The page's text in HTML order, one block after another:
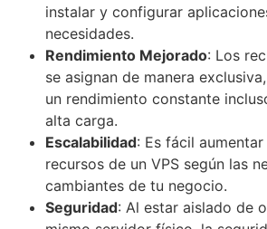
instalar y configurar
necesidades.
Rendimiento Mejorado: Los
se asignan de manera
un rendimiento constante
alta carga.
Escalabilidad: Es fácil
recursos de un VPS según las
cambiantes de tu negocio.
Seguridad: Al estar aislado de